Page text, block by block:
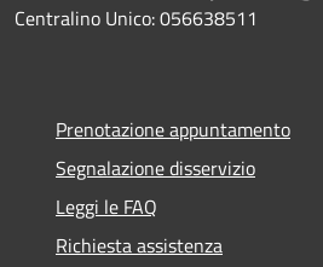
Centralino Unico: 056638511
Prenotazione appuntamento
Segnalazione disservizio
Leggi le FAQ
Richiesta assistenza